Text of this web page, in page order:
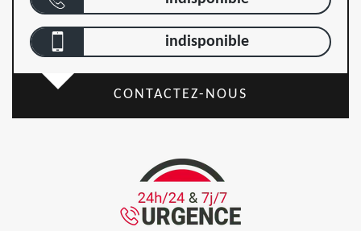
indisponible
CONTACTEZ-NOUS